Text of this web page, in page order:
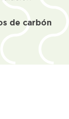
de carbón